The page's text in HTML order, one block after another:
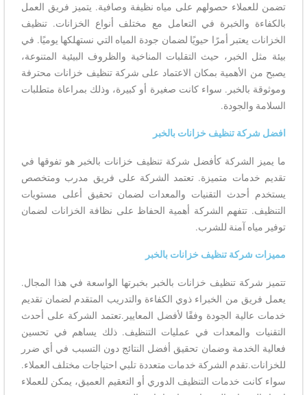
تضمن للعملاء حصولهم على مياه نظيفة وصافية. يتميز فريق العمل
بالكفاءة والخبرة في التعامل مع مختلف أنواع الخزانات. تنظيف
الخزانات يعتبر أمرًا حيويًا لضمان جودة المياه التي نستهلكها يوميًا. في
بيئة مثل الخبر، حيث التقلبات المناخية والظروف البيئية المتنوعة،
يصبح من الأهمية بمكان الاعتماد على شركة تنظيف خزانات محترفة
وموثوقة بالخبر. سواء كانت صغيرة أو كبيرة، وذلك بمراعاة متطلبات
السلامة والجودة.
افضل شركة تنظيف خزانات بالخبر
ما يميز الشركة كأفضل شركة تنظيف خزانات بالخبر هو تفوقها في
تقديم خدمات متميزة. تعتمد الشركة على فريق مدرب ومتخصص
يستخدم أحدث التقنيات والمعدات لضمان تحقيق أعلى مستويات
التنظيف. تتفهم الشركة أهمية الحفاظ على نظافة الخزانات لضمان
توفير مياه آمنة للشرب.
مميزات شركة تنظيف خزانات بالخبر
تتميز شركة تنظيف خزانات بالخبر بخبرتها الواسعة في هذا المجال.
يعمل فريق من الخبراء ذوي الكفاءة والتدريب المتقدم لضمان تقديم
خدمات عالية الجودة وفقًا لأفضل المعايير.تعتمد الشركة على أحدث
التقنيات والمعدات في عمليات التنظيف. ذلك يساهم في تحسين
فعالية الخدمة وضمان تحقيق أفضل النتائج دون التسبب في أي ضرر
للخزانات.تقدم الشركة خدمات متعددة تلبي احتياجات مختلف العملاء.
سواء كانت خدمات التنظيف الدوري أو التعقيم العميق، يمكن للعملاء